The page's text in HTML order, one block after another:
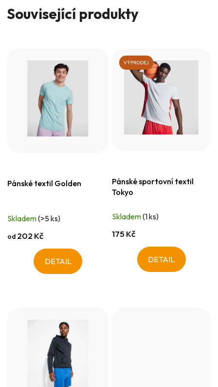
Související produkty
Pánské textil Golden
Skladem(>5 ks)
od 202 Kč
DETAIL
VÝPRODEJ
Pánské sportovní textil
Tokyo
Skladem(1 ks)
175 Kč
DETAIL